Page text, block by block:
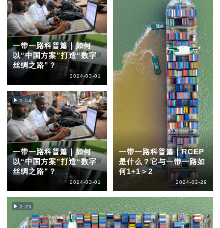
一带一路科普篇｜如何
以“中国方案”打造“数字
丝绸之路”？
2024-03-01
1:54
一带一路科普篇｜如何
以“中国方案”打造“数字
丝绸之路”？
2024-03-01
一带一路科普篇｜RCEP
是什么？它与一带一路如
何1+1＞2
2024-02-29
2:25